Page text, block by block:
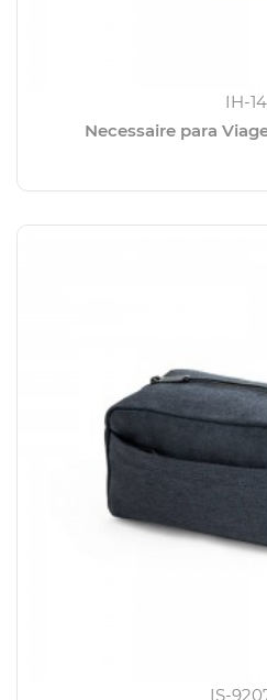
IH-14
Necessaire para
IS-